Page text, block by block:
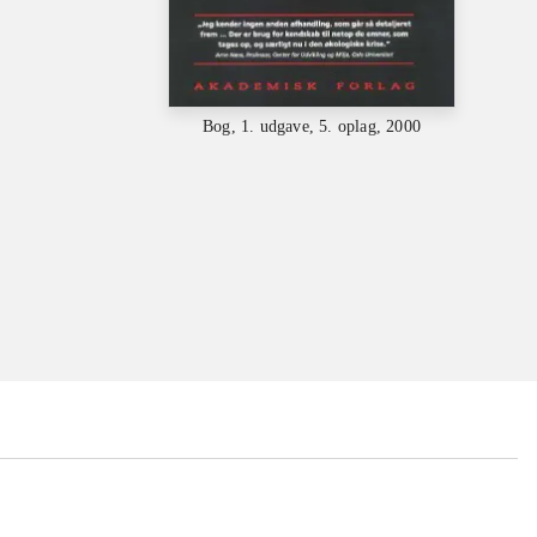
Bog, 1. udgave, 5. oplag, 2000